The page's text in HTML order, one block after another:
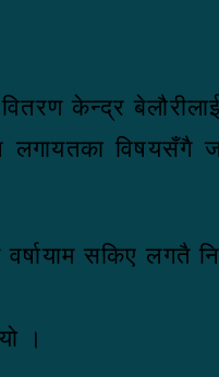
केन्द्र
लगायतका विषयसँगै
वर्षायाम सकिए
।